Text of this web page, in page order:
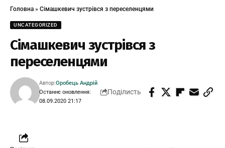
Головна » Сімашкевич зустрівся з переселенцями
UNCATEGORIZED
Сімашкевич зустрівся з
переселенцями
Останнє оновлення:
08.09.2020 21:17
Автор:Оробець Андрій
Поділисть